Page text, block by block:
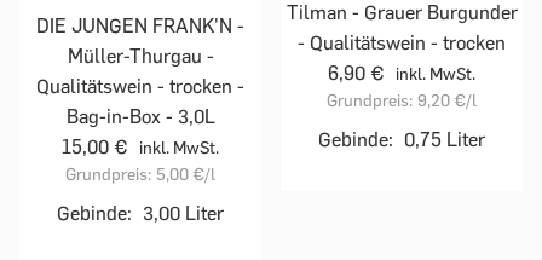
DIE JUNGEN FRANK'N -
Müller-Thurgau -
Qualitätswein - trocken -
Bag-in-Box - 3,0L
15,00 €
inkl. MwSt.
Grundpreis: 5,00 €/l
Gebinde: 3,00 Liter
Tilman - Grauer Burgunder
- Qualitätswein - trocken
6,90 €
inkl. MwSt.
Grundpreis: 9,20 €/l
Gebinde: 0,75 Liter